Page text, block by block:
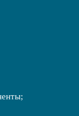
постакне